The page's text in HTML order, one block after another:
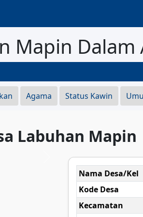
Mapin Dalam
Agama Status Kawin
Labuhan Mapin
Nama Desa/Kel
Kode Desa
Kecamatan